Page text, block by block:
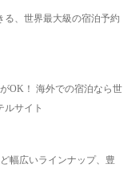
る、世界最大級の宿泊予約
OK！ 海外での宿泊なら世
ルサイト
幅広いラインナップ、豊